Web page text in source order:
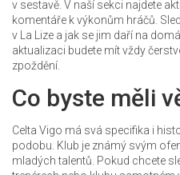
v sestavě. V naší sekci najdete
komentáře k výkonům hráčů.
v La Lize a jak se jim daří na
aktualizaci budete mít vždy
zpoždění.
Co byste měli
Celta Vigo má svá specifika i
podobu. Klub je známý svým
mladých talentů. Pokud chcete